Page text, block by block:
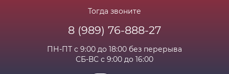
Часто задаваемые вопросы
Тогда звоните
8 (989) 76-888-27
ПН-ПТ с 9:00 до 18:00 без перерыва
СБ-ВС с 9:00 до 16:00